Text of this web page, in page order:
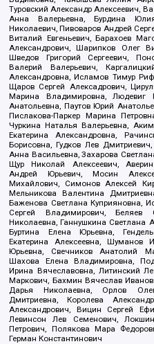
Туровский Александр Алексеевич,
Анна Валерьевна, Бурдина
Николаевич, Пивоваров Андрей
Виталий Евгеньевич, Барахоев
Александрович, Шарипков Олег
Шведов Григорий Сергеевич,
Валерий Валерьевич,
Александровна, Исламов Тимур
Щаров Сергей Алексадрович,
Марина Владимировна, Людевиг
Анатольевна, Паутов Юрий
Пислакова-Паркер Марина
Чуркина Наталья Валерьевна,
Екатерина Александровна,
Борисовна, Гудков Лев
Анна Васильевна, Захарова
Щур Николай Алексеевич,
Андрей Юрьевич, Мосин
Михайлович, Симонов Алексей
Мельникова Валентина
Баженова Светлана Куприяновна,
Сергей Владимирович, Беляев
Николаевна, Ганнушкина Светлана
Буртина Елена Юрьевна,
Екатерина Алексеевна, Шуманов
Юрьевна, Свечников Анатолий
Шахова Елена Владимировна,
Ирина Вячеславовна, Литинский
Маркович, Бахмин Вячеслав
Дарья Николаевна, Орлов
Дмитриевна, Королева
Александрович, Вицин Сергей
Левинсон Лев Семенович,
Петрович, Полякова Мара
Герман Константинович